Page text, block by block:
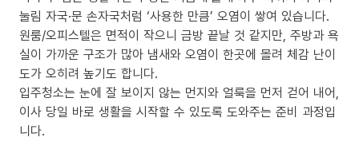
눌림 자국·문 손자국처럼 ‘사용한 만큼’ 오염이 쌓여 있습니다.
원룸/오피스텔은 면적이 작으니 금방 끝날 것 같지만, 주방과 욕
실이 가까운 구조가 많아 냄새와 오염이 한곳에 몰려 체감 난이
도가 오히려 높기도 합니다.
입주청소는 눈에 잘 보이지 않는 먼지와 얼룩을 먼저 걷어 내어,
이사 당일 바로 생활을 시작할 수 있도록 도와주는 준비 과정입
니다.